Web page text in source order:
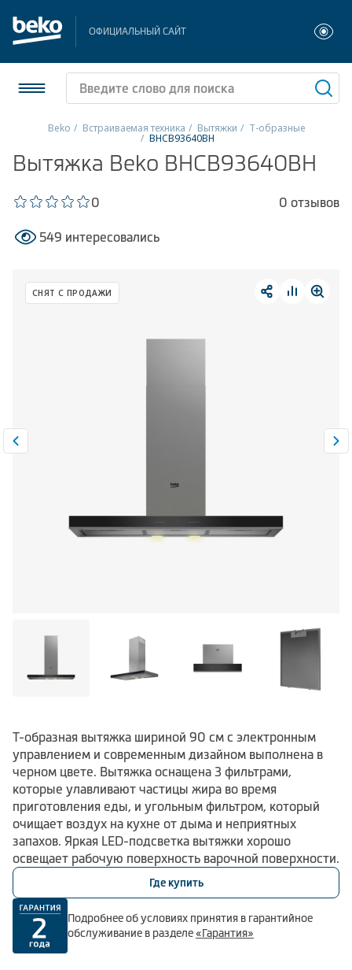
ОФИЦИАЛЬНЫЙ САЙТ
Холодильники и морозильники
Стиральные и сушильные машины
Встраиваемая техника
Beko Встраиваемая техника Вытяжки Т-образные
BHCB93640BH
Вытяжка Beko BHCB93640BH
0 0 отзывов
549 интересовались
СНЯТ С ПРОДАЖИ
Т-образная вытяжка шириной 90 см с электронным
управлением и современным дизайном выполнена в
черном цвете. Вытяжка оснащена 3 фильтрами,
которые улавливают частицы жира во время
приготовления еды, и угольным фильтром, который
очищает воздух на кухне от дыма и неприятных
запахов. Яркая LED-подсветка вытяжки хорошо
освещает рабочую поверхность варочной поверхности.
Где купить
Подробнее об условиях принятия в гарантийное
обслуживание в разделе«Гарантия»